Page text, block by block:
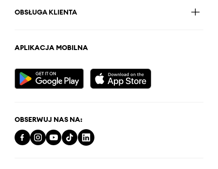
OBSŁUGA KLIENTA
APLIKACJA MOBILNA
OBSERWUJ NAS NA: